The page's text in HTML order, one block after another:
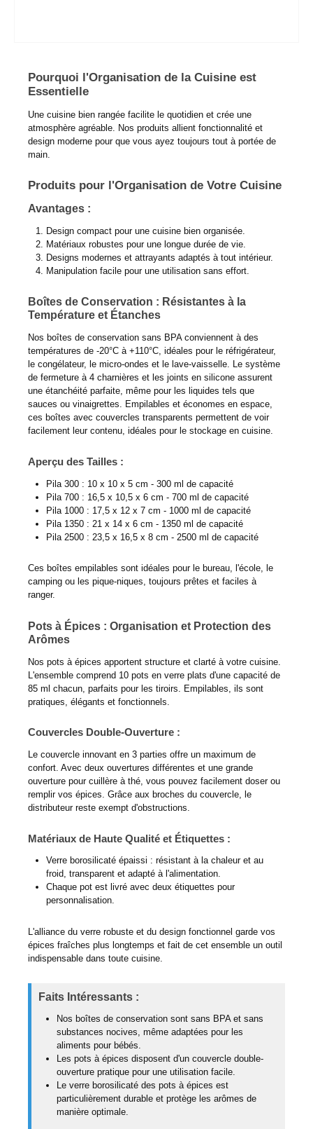
Pourquoi l'Organisation de la Cuisine est
Essentielle
Une cuisine bien rangée facilite le quotidien et crée une
atmosphère agréable. Nos produits allient fonctionnalité et
design moderne pour que vous ayez toujours tout à portée de
main.
Produits pour l'Organisation de Votre Cuisine
Avantages :
Design compact pour une cuisine bien organisée.
Matériaux robustes pour une longue durée de vie.
Designs modernes et attrayants adaptés à tout intérieur.
Manipulation facile pour une utilisation sans effort.
Boîtes de Conservation : Résistantes à la
Température et Étanches
Nos boîtes de conservation sans BPA conviennent à des
températures de -20°C à +110°C, idéales pour le réfrigérateur,
le congélateur, le micro-ondes et le lave-vaisselle. Le système
de fermeture à 4 charnières et les joints en silicone assurent
une étanchéité parfaite, même pour les liquides tels que
sauces ou vinaigrettes. Empilables et économes en espace,
ces boîtes avec couvercles transparents permettent de voir
facilement leur contenu, idéales pour le stockage en cuisine.
Aperçu des Tailles :
Pila 300 : 10 x 10 x 5 cm - 300 ml de capacité
Pila 700 : 16,5 x 10,5 x 6 cm - 700 ml de capacité
Pila 1000 : 17,5 x 12 x 7 cm - 1000 ml de capacité
Pila 1350 : 21 x 14 x 6 cm - 1350 ml de capacité
Pila 2500 : 23,5 x 16,5 x 8 cm - 2500 ml de capacité
Ces boîtes empilables sont idéales pour le bureau, l'école, le
camping ou les pique-niques, toujours prêtes et faciles à
ranger.
Pots à Épices : Organisation et Protection des
Arômes
Nos pots à épices apportent structure et clarté à votre cuisine.
L'ensemble comprend 10 pots en verre plats d'une capacité de
85 ml chacun, parfaits pour les tiroirs. Empilables, ils sont
pratiques, élégants et fonctionnels.
Couvercles Double-Ouverture :
Le couvercle innovant en 3 parties offre un maximum de
confort. Avec deux ouvertures différentes et une grande
ouverture pour cuillère à thé, vous pouvez facilement doser ou
remplir vos épices. Grâce aux broches du couvercle, le
distributeur reste exempt d'obstructions.
Matériaux de Haute Qualité et Étiquettes :
Verre borosilicaté épaissi : résistant à la chaleur et au
froid, transparent et adapté à l'alimentation.
Chaque pot est livré avec deux étiquettes pour
personnalisation.
L'alliance du verre robuste et du design fonctionnel garde vos
épices fraîches plus longtemps et fait de cet ensemble un outil
indispensable dans toute cuisine.
Faits Intéressants :
Nos boîtes de conservation sont sans BPA et sans
substances nocives, même adaptées pour les
aliments pour bébés.
Les pots à épices disposent d'un couvercle double-
ouverture pratique pour une utilisation facile.
Le verre borosilicaté des pots à épices est
particulièrement durable et protège les arômes de
manière optimale.